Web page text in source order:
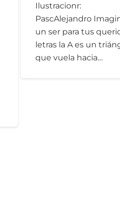
Ilustracionr:
PascAlejandro
un ser para tus
letras la A es un
que vuela hacia…